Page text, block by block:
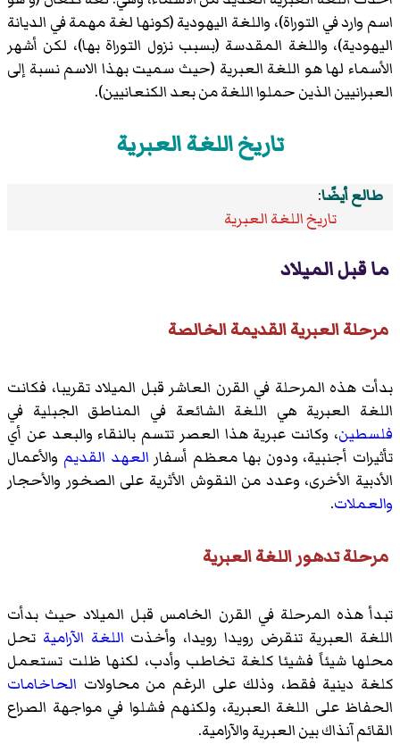
اسم وارد في التوراة)، واللغة اليهودية (كونها لغة مهمة في الديانة
اليهودية)، واللغة المقدسة (بسبب نزول التوراة بها)، لكن أشهر
الأسماء لها هو اللغة العبرية (حيث سميت بهذا الاسم نسبة إلى
العبرانيين الذين حملوا اللغة من بعد الكنعانيين).
تاريخ اللغة العبرية
طالع أيضًا:
تاريخ اللغة العبرية
ما قبل الميلاد
مرحلة العبرية القديمة الخالصة
بدأت هذه المرحلة في القرن العاشر قبل الميلاد تقريبا، فكانت
اللغة العبرية هي اللغة الشائعة في المناطق الجبلية في
فلسطين، وكانت عبرية هذا العصر تتسم بالنقاء والبعد عن أي
تأثيرات أجنبية، ودون بها معظم أسفار العهد القديم والأعمال
الأدبية الأخرى، وعدد من النقوش الأثرية على الصخور والأحجار
والعملات.
مرحلة تدهور اللغة العبرية
تبدأ هذه المرحلة في القرن الخامس قبل الميلاد حيث بدأت
اللغة العبرية تنقرض رويدا رويدا، وأخذت اللغة الآرامية تحل
محلها شيئاً فشيئا كلغة تخاطب وأدب، لكنها ظلت تستعمل
كلغة دينية فقط، وذلك على الرغم من محاولات الحاخامات
الحفاظ على اللغة العبرية، ولكنهم فشلوا في مواجهة الصراع
القائم آنذاك بين العبرية والآرامية.